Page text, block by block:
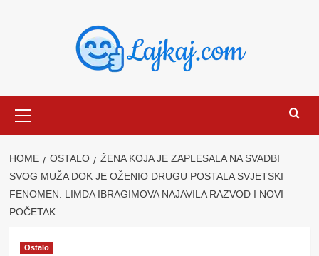
Menu
HOME OSTALO
ŽENA KOJA JE ZAPLESALA NA SVADBI
SVOG MUŽA DOK JE OŽENIO DRUGU POSTALA SVJETSKI
FENOMEN: LIMDA IBRAGIMOVA NAJAVILA RAZVOD I NOVI
POČETAK
Ostalo